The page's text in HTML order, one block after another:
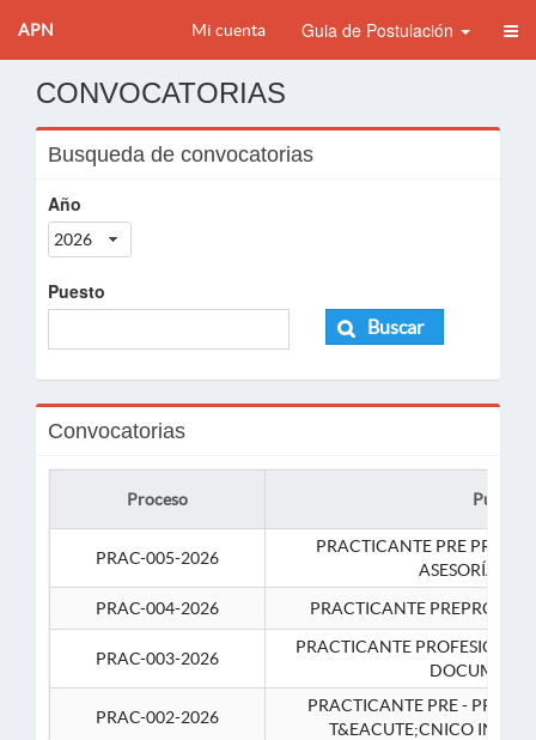
APN Mi cuenta Guia de Postulación
CONVOCATORIAS
Busqueda de convocatorias
Año
2026
Puesto
Buscar
Convocatorias
Proceso Puesto
PRAC-005-2026
PRACTICANTE PRE
ASESORÍA
PRAC-004-2026
PRACTICANTE
PRAC-003-2026
PRACTICANTE
PRAC-002-2026
PRACTICANTE PRE -
T&EACUTE;CNICO